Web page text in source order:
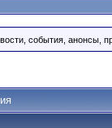
события, анонсы,